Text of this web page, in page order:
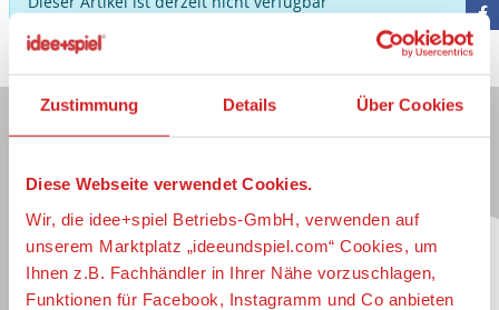
Zustimmung Details Über Cookies
Diese Webseite verwendet Cookies.
Wir, die idee+spiel Betriebs-GmbH, verwenden auf
unserem Marktplatz „ideeundspiel.com“ Cookies, um
Ihnen z.B. Fachhändler in Ihrer Nähe vorzuschlagen,
Funktionen für Facebook, Instagramm und Co anbieten
Immer auf dem Laufenden...
Jetzt zum idee+spiel-Newsletter anmelden und
jederzeit widerruflich über spannendeNeuheiten,
zugkräftige
Gewinnspiele , limitierte
Exklusivartikel
und interessante
Schnäppchen
immer als erster
informiert sein.